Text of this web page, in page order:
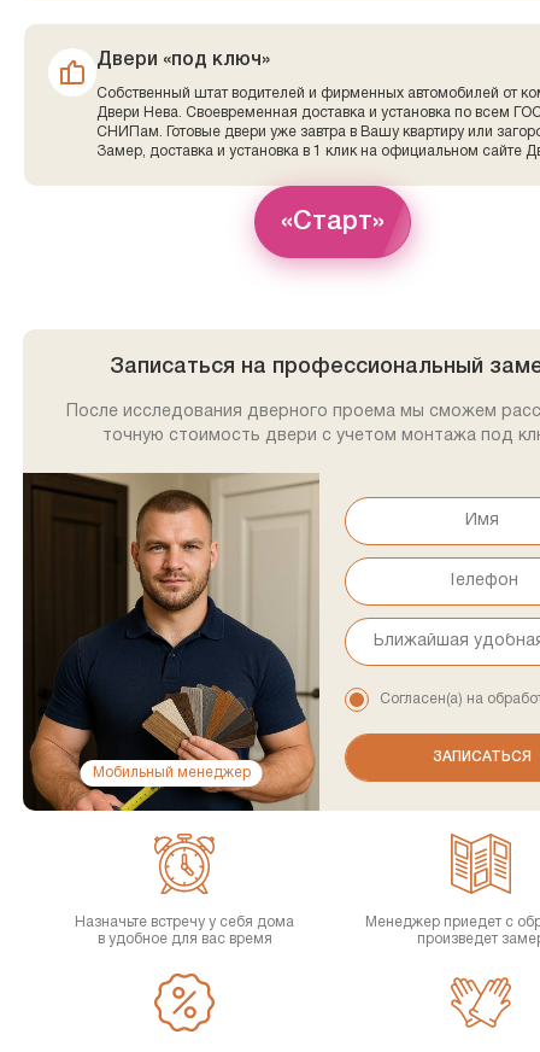
Двери «под ключ»
Собственный штат водителей и фирменных автомобилей от
Двери Нева. Своевременная доставка и установка по всем
СНИПам. Готовые двери уже завтра в Вашу квартиру или
Замер, доставка и установка в 1 клик на официальном сайте
«Старт»
Записаться на профессиональный
После исследования дверного проема мы сможем
точную стоимость двери с учетом монтажа под
Мобильный менеджер
Согласен(а) на
Назначьте встречу у себя дома
в удобное для вас время
Менеджер приедет с
произведет